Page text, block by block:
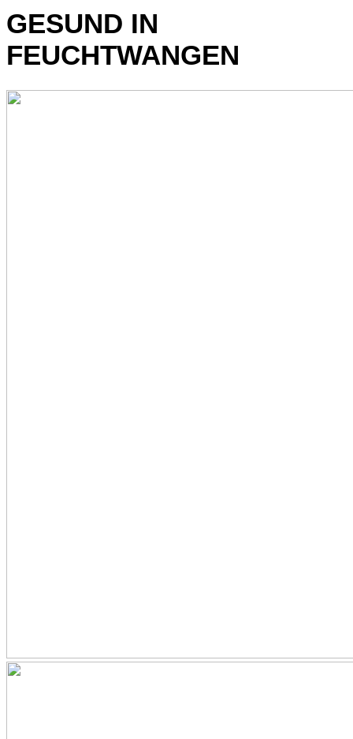
GESUND IN
FEUCHTWANGEN